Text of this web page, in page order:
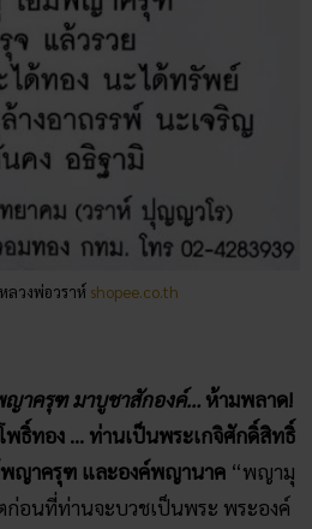
ลวงพ่อวราห์ shopee.co.th
ญาครุฑ มาบูชาสักองค์… ห้ามพลาด!
พธิ์ทอง … ท่านเป็นพระเกจิศักดิ์สิทธิ์
พญาครุฑ และองค์พญานาค “พญามุ
ก่อนที่ท่านจะบวชเป็นพระ พระองค์